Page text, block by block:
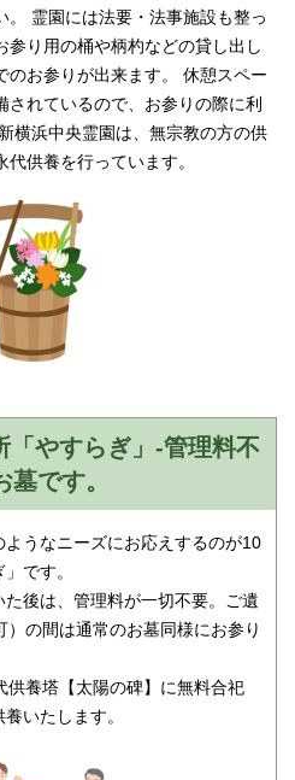
。 霊園には法要・法事施設も整っ
り用の桶や柄杓などの貸し出し
のお参りが出来ます。 休憩スペー
れているので、お参りの際に利
横浜中央霊園は、無宗教の方の供
供養を行っています。
「やすらぎ」-管理料不
墓です。
うなニーズにお応えするのが10
です。
後は、管理料が一切不要。ご遺
の間は通常のお墓同様にお参り
供養塔【太陽の碑】に無料合祀
いたします。